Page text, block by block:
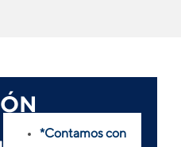
*Contamos con